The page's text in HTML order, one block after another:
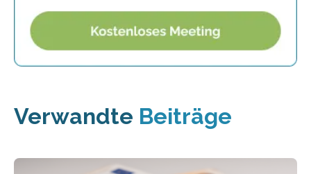
Verwandte Beiträge